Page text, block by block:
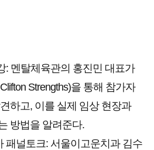
: 멘탈체육관의 홍진민 대표가
Strengths)을 통해 참가자
하고, 이를 실제 임상 현장과
방법을 알려준다.
패널토크: 서울이고운치과 김수